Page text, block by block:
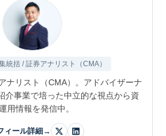
統括 / 証券アナリスト（CMA）
ナリスト（CMA）。アドバイザーナ
介事業で培った中立的な視点から資
用情報を発信中。
ィール詳細→